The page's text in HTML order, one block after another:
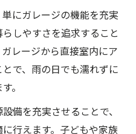
にガレージの機能を充実
しやすさを追求すること
レージから直接室内にア
で、雨の日でも濡れずに
。
備を充実させることで、
行えます。子どもや家族